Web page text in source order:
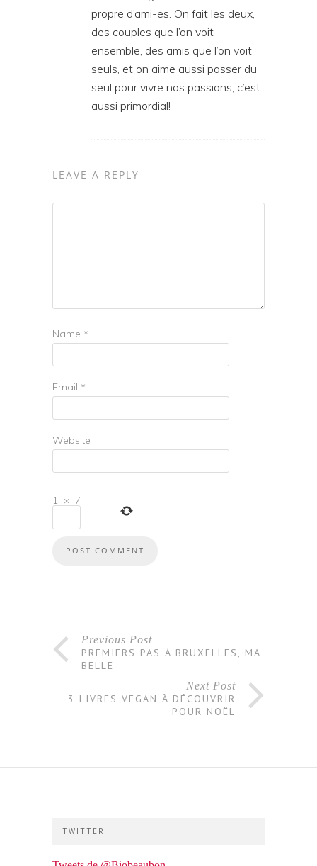
propre d’ami-es. On fait les deux,
des couples que l’on voit
ensemble, des amis que l’on voit
seuls, et on aime aussi passer du
seul pour vivre nos passions, c’est
aussi primordial!
LEAVE A REPLY
Name *
Email *
Website
1 × 7 =
Previous Post
PREMIERS PAS À BRUXELLES, MA
BELLE
Next Post
3 LIVRES VEGAN À DÉCOUVRIR
POUR NOËL
TWITTER